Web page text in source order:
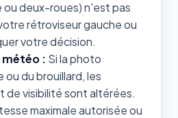
ou deux-roues) n'est pas
rétroviseur gauche ou
votre décision.
: Si la photo
du brouillard, les
de visibilité sont altérées.
maximale autorisée ou